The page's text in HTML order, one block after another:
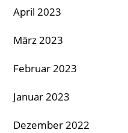
April 2023
März 2023
Februar 2023
Januar 2023
Dezember 2022